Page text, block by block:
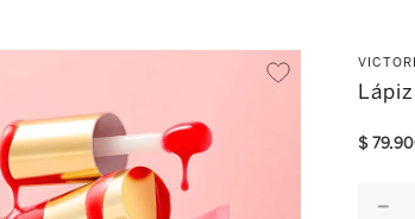
$ 79.
－
7.
velvet petals
8.
bare vanilla
9.
bare